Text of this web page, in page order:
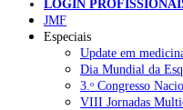
NOTÍCIAS RECENTES
Quase 11.900 jovens
nutricionista no primeiro
LOGIN
JMF
Especiais
Update em
Dia Mundial da
3.ᵒ Congresso
VIII Jornadas